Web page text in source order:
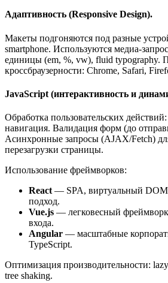
Адаптивность (Responsive Design).
Макеты подгоняются под разные
smartphone. Используются медиа-
единицы (em, %, vw), fluid typography.
кроссбраузерности: Chrome, Safari,
JavaScript (интерактивность и
Обработка пользовательских
навигация. Валидация форм (до
Асинхронные запросы (AJAX/Fetch)
перезагрузки страницы.
Использование фреймворков:
React — SPA, виртуальный
подход.
Vue.js — легковесный
входа.
Angular — масштабные
TypeScript.
Оптимизация производительности:
tree shaking.